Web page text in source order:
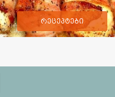
რეცეპტები